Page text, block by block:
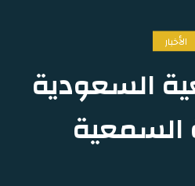
الأخبار
السعودية
السمعية